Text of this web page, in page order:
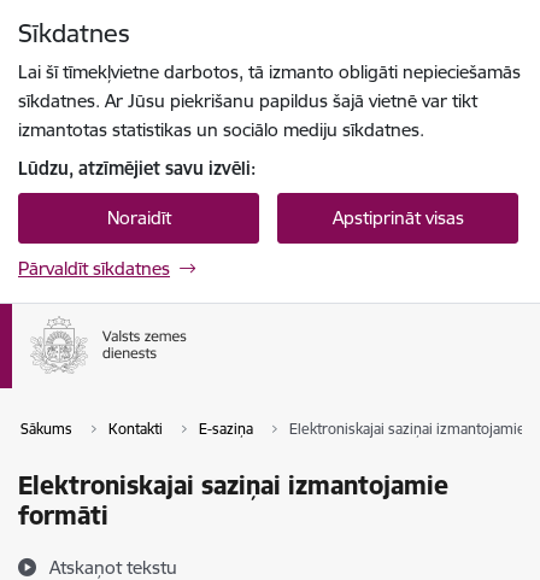
Sīkdatnes
Lai šī tīmekļvietne darbotos, tā izmanto obligāti nepieciešamās
sīkdatnes. Ar Jūsu piekrišanu papildus šajā vietnē var tikt
izmantotas statistikas un sociālo mediju sīkdatnes.
Lūdzu, atzīmējiet savu izvēli:
Noraidīt Apstiprināt visas
Pārvaldīt sīkdatnes
Sākums Kontakti E-saziņa Elektroniskajai saziņai izmantojamie
Elektroniskajai saziņai izmantojamie
formāti
Atskaņot tekstu